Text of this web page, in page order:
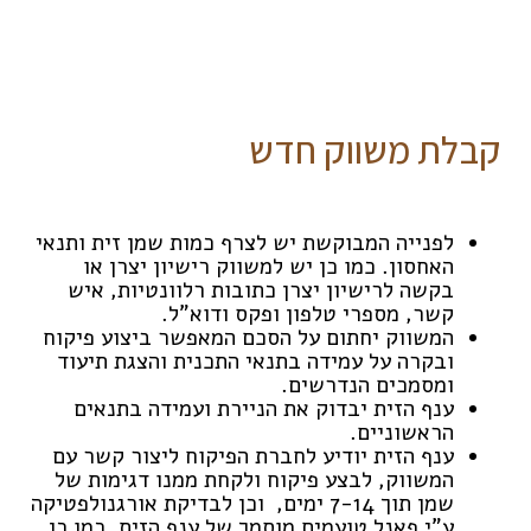
קבלת משווק חדש
לפנייה המבוקשת יש לצרף כמות שמן זית ותנאי
האחסון. כמו כן יש למשווק רישיון יצרן או
בקשה לרישיון יצרן כתובות רלוונטיות, איש
קשר, מספרי טלפון ופקס ודוא”ל.
המשווק יחתום על הסכם המאפשר ביצוע פיקוח
ובקרה על עמידה בתנאי התכנית והצגת תיעוד
ומסמכים הנדרשים.
ענף הזית יבדוק את הניירת ועמידה בתנאים
הראשוניים.
ענף הזית יודיע לחברת הפיקוח ליצור קשר עם
המשווק, לבצע פיקוח ולקחת ממנו דגימות של
שמן תוך 7-14 ימים, וכן לבדיקת אורגנולפטיקה